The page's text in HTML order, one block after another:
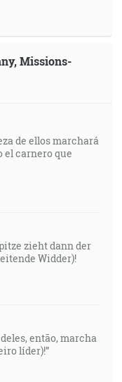
Missions-
de ellos marchará
el carnero que
zieht dann der
Widder)!
então, marcha
líder)!”